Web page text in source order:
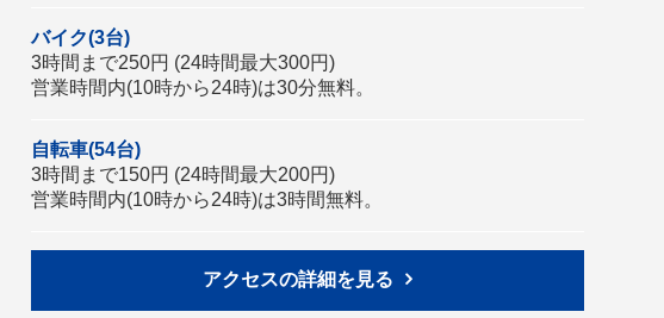
バイク(3台)
3時間まで250円 (24時間最大300円)
営業時間内(10時から24時)は30分無料。
自転車(54台)
3時間まで150円 (24時間最大200円)
営業時間内(10時から24時)は3時間無料。
アクセスの詳細を見る